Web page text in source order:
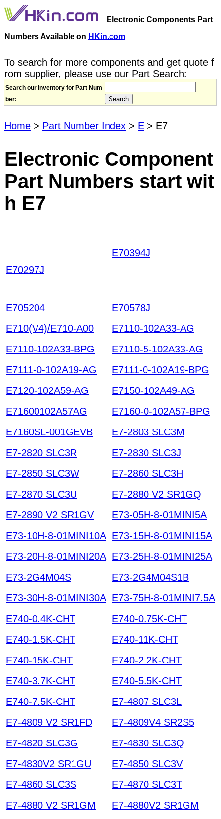
Electronic Components Part
Numbers Available on HKin.com
To search for more components and get quote f
rom supplier, please use our Part Search:
Search our Inventory for Part Num
ber:
Home > Part Number Index > E > E7
Electronic Component
Part Numbers start wit
h E7
E70297J
E70394J
E705204
E70578J
E710(V4)/E710-A00
E7110-102A33-AG
E7110-102A33-BPG
E7110-5-102A33-AG
E7111-0-102A19-AG
E7111-0-102A19-BPG
E7120-102A59-AG
E7150-102A49-AG
E71600102A57AG
E7160-0-102A57-BPG
E7160SL-001GEVB
E7-2803 SLC3M
E7-2820 SLC3R
E7-2830 SLC3J
E7-2850 SLC3W
E7-2860 SLC3H
E7-2870 SLC3U
E7-2880 V2 SR1GQ
E7-2890 V2 SR1GV
E73-05H-8-01MINI5A
E73-10H-8-01MINI10A E73-15H-8-01MINI15A
E73-20H-8-01MINI20A E73-25H-8-01MINI25A
E73-2G4M04S
E73-2G4M04S1B
E73-30H-8-01MINI30A E73-75H-8-01MINI7.5A
E740-0.4K-CHT
E740-0.75K-CHT
E740-1.5K-CHT
E740-11K-CHT
E740-15K-CHT
E740-2.2K-CHT
E740-3.7K-CHT
E740-5.5K-CHT
E740-7.5K-CHT
E7-4807 SLC3L
E7-4809 V2 SR1FD
E7-4809V4 SR2S5
E7-4820 SLC3G
E7-4830 SLC3Q
E7-4830V2 SR1GU
E7-4850 SLC3V
E7-4860 SLC3S
E7-4870 SLC3T
E7-4880 V2 SR1GM
E7-4880V2 SR1GM